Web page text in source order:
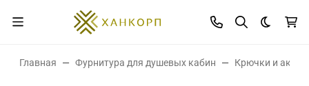
Темная
Главная Фурнитура для душевых кабин Крючки и